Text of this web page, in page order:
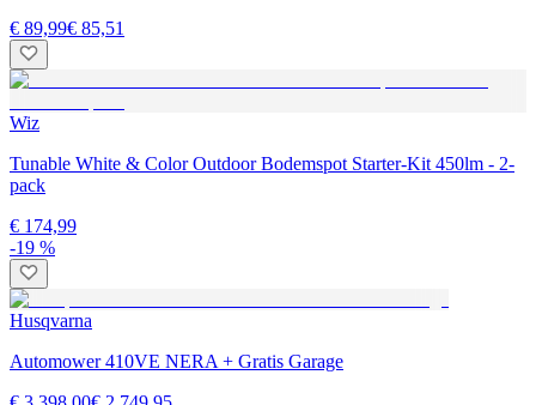
€ 89,99€ 85,51
Wiz
Tunable White & Color Outdoor Bodemspot Starter-Kit 450lm - 2-
pack
€ 174,99
-19 %
Husqvarna
Automower 410VE NERA + Gratis Garage